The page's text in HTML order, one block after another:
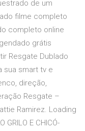
de um
filme completo
completo online
grátis
Resgate Dublado
sua smart tv e
direção,
Resgate –
Ramirez. Loading
GRILO E CHICÓ-